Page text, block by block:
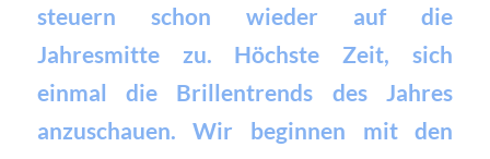
steuern schon wieder auf die
Jahresmitte zu. Höchste Zeit, sich
einmal die Brillentrends des Jahres
anzuschauen. Wir beginnen mit den